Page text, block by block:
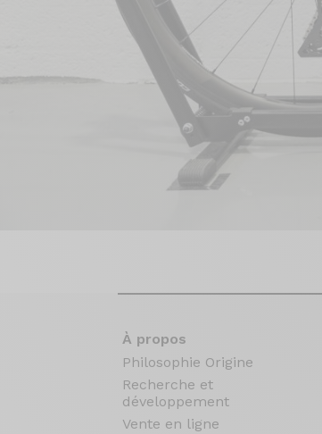
À propos
Philosophie Origine
Recherche et
développement
Vente en ligne